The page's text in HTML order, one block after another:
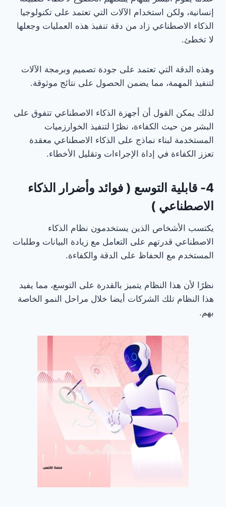
إنسانية، ولكن استخدام الآلات التي تعتمد على تكنولوجيا
الذكاء الاصطناعي زاد من دقة تنفيذ هذه العمليات وجعلها
لا تخطئ.
وهذه الدقة التي تعتمد على جودة تصميم وبرمجة الآلات
لتنفيذ المهمة، مما يضمن الحصول على نتائج موثوقة.
لذلك يمكن القول أن أجهزة الذكاء الاصطناعي تتفوق على
البشر من حيث الكفاءة، نظرًا لتنفيذ الخوارزميات
المستخدمة لبناء نماذج على الذكاء الاصطناعي معقدة
تعزز الكفاءة في إداة الإجراءات وتقليل الأخطاء.
4- قابلية التوسع ( فوائد وأضرار الذكاء
الاصطناعي )
يكتسب الأشخاص الذين يستخدمون نظام الذكاء
الاصطناعي قدرتهم على التعامل مع زيادة البيانات وطلبات
المستخدم مع الحفاظ على الدقة والكفاءة.
نظرًا لأن هذا النظام يتميز بالقدرة على التوسع، مما يفيد
هذا النظام تلك الشركات أيضا خلال مراحل النمو الخاصة
بهم.